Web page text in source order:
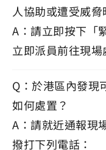
人協助或遭受威
A：請立即按下「
立即派員前往現場
Q：於港區內發現
如何處置？
A：請就近通報現
撥打下列電話：